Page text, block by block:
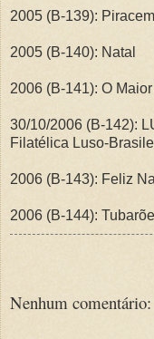
2005 (B-139):
2005 (B-140): Natal
2006 (B-141): O
30/10/2006 (B-142):
Filatélica Luso-
2006 (B-143): Feliz
2006 (B-144):
Nenhum comentário: